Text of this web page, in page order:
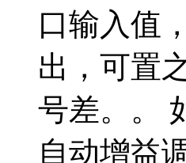
口输入值
出，可置
号差。。
自动增益